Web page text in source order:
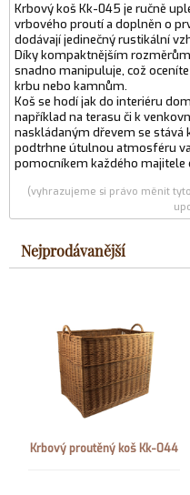
Krbový koš Kk‑045 je ručně
vrbového proutí a doplněn o
dodávají jedinečný rustikální
Díky kompaktnějším
snadno manipuluje, což
krbu nebo kamnům.
Koš se hodí jak do interiéru
například na terasu či k
naskládaným dřevem se
podtrhne útulnou atmosféru
pomocníkem každého majitele
(vyhrazujeme si právo měnit
Nejprodávanější
Krbový proutěný koš Kk-044